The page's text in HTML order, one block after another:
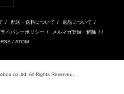
/ 配送・送料について / 返品について /
ライバシーポリシー / メルマガ登録・解除 / /
RSS / ATOM
co.,ltd. All Rights Reserved.